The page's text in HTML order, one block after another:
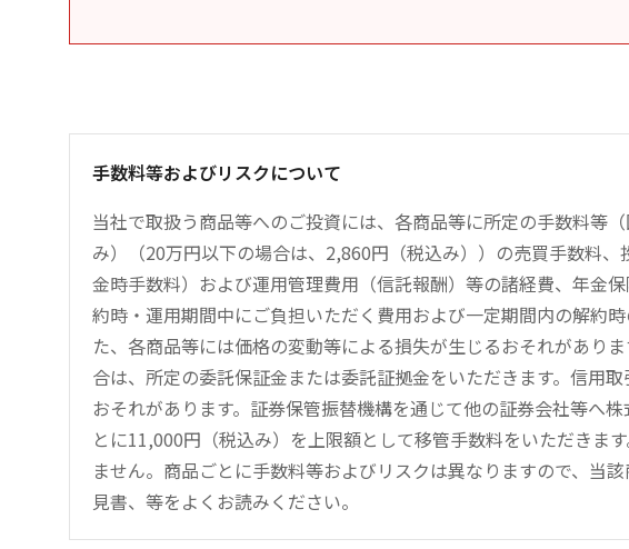
手数料等およびリスクについて
当社で取扱う商品等へのご投資には、各商品等に所定の手数料等
み）（20万円以下の場合は、2,860円（税込み））の売買手数料
金時手数料）および運用管理費用（信託報酬）等の諸経費、年金
約時・運用期間中にご負担いただく費用および一定期間内の解約
た、各商品等には価格の変動等による損失が生じるおそれがあり
合は、所定の委託保証金または委託証拠金をいただきます。信用
おそれがあります。証券保管振替機構を通じて他の証券会社等へ
とに11,000円（税込み）を上限額として移管手数料をいただきま
ません。商品ごとに手数料等およびリスクは異なりますので、当
見書、等をよくお読みください。